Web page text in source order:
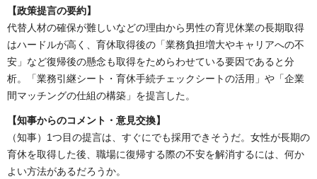
【政策提言の要約】
代替人材の確保が難しいなどの理由から男性の育児休業の長期取得
はハードルが高く、育休取得後の「業務負担増大やキャリアへの不
安」など復帰後の懸念も取得をためらわせている要因であると分
析。「業務引継シート・育休手続チェックシートの活用」や「企業
間マッチングの仕組の構築」を提言した。
【知事からのコメント・意見交換】
（知事）1つ目の提言は、すぐにでも採用できそうだ。女性が長期の
育休を取得した後、職場に復帰する際の不安を解消するには、何か
よい方法があるだろうか。